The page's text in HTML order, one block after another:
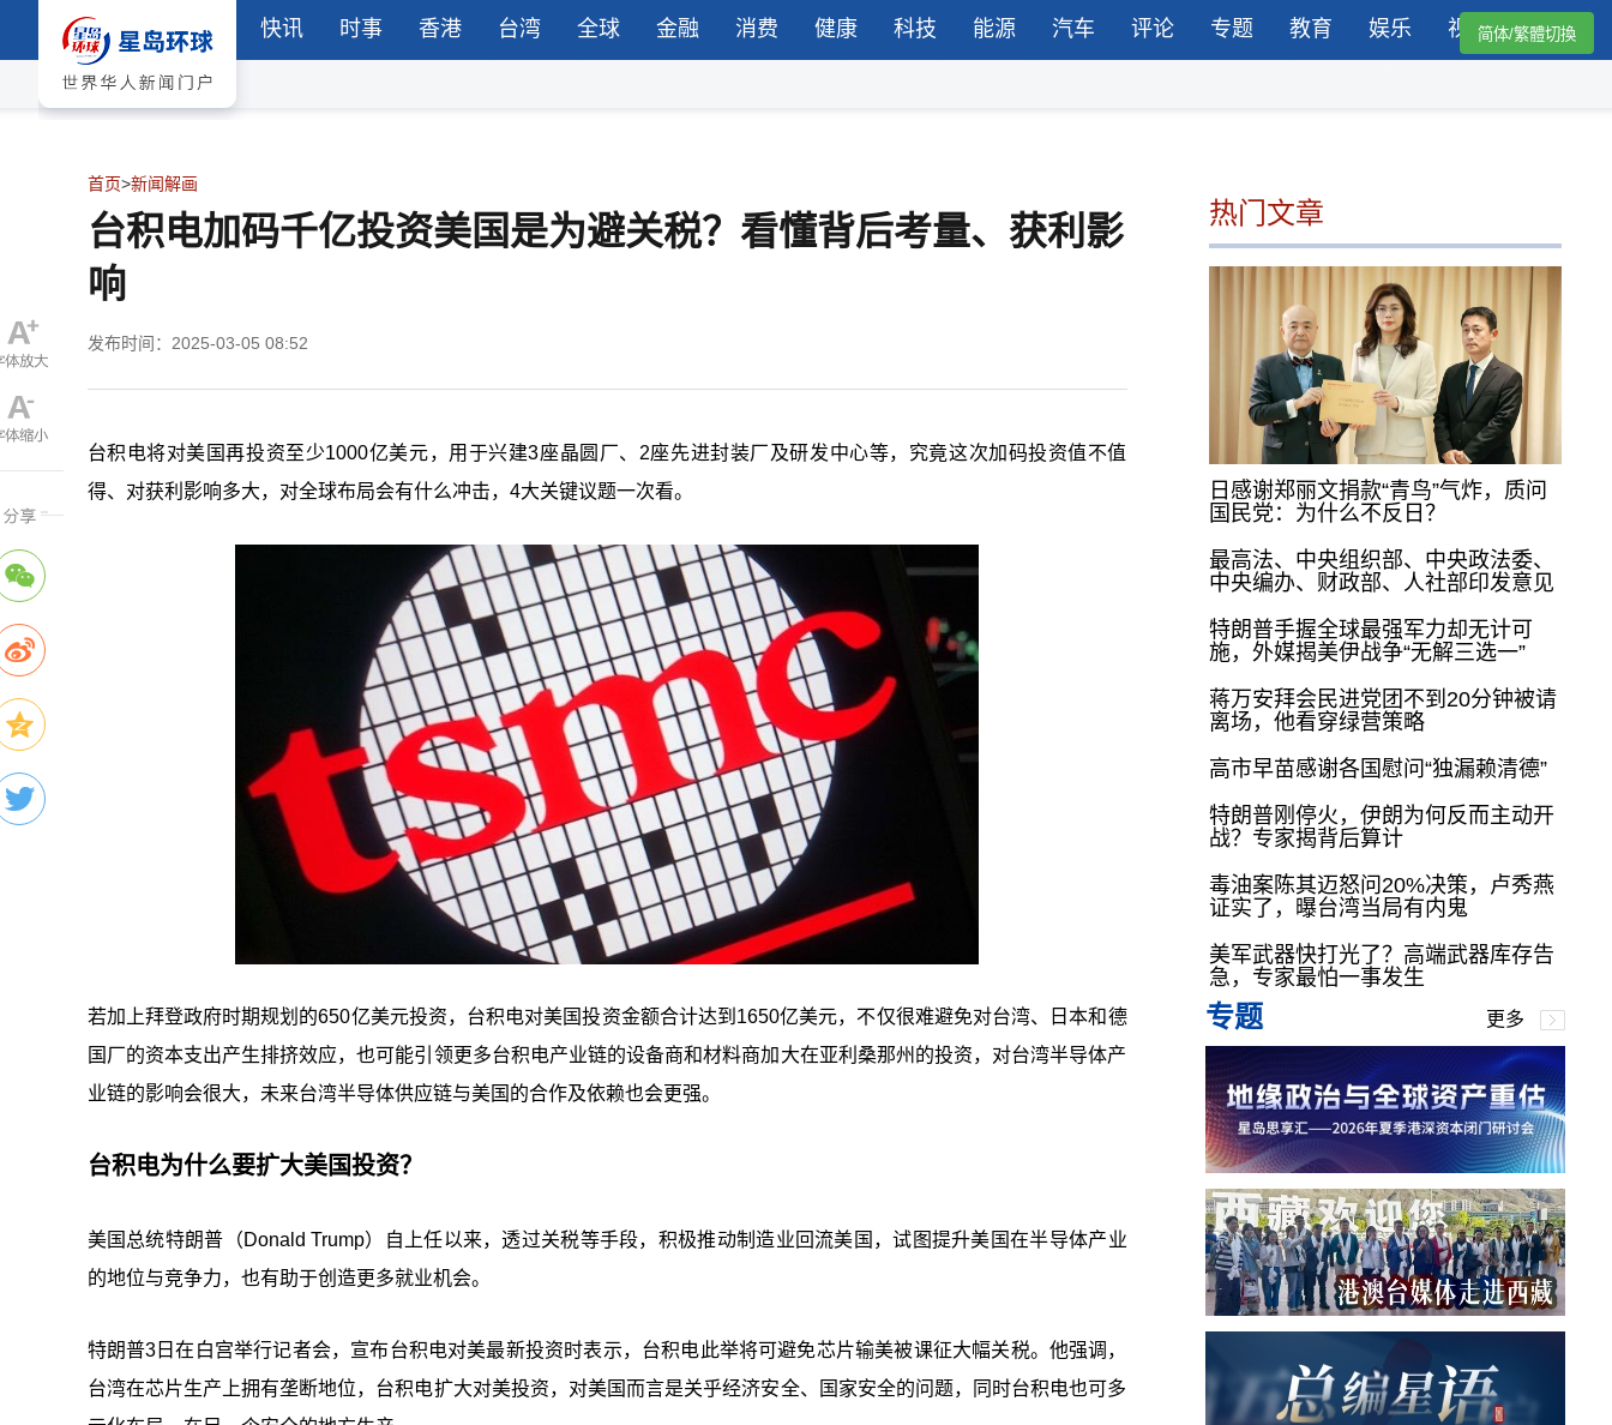
快讯 时事 香港 台湾 全球 金融 消费 健康 科技 能源 汽车 评论 专题 教育 娱乐 视频简体/繁體切換
首页>新闻解画
台积电加码千亿投资美国是为避关税？看懂背后考量、获利影
响
发布时间：2025-03-05 08:52
台积电将对美国再投资至少1000亿美元，用于兴建3座晶圆厂、2座先进封装厂及研发中心等，究竟这次加码投资值不值
得、对获利影响多大，对全球布局会有什么冲击，4大关键议题一次看。
若加上拜登政府时期规划的650亿美元投资，台积电对美国投资金额合计达到1650亿美元，不仅很难避免对台湾、日本和德
国厂的资本支出产生排挤效应，也可能引领更多台积电产业链的设备商和材料商加大在亚利桑那州的投资，对台湾半导体产
业链的影响会很大，未来台湾半导体供应链与美国的合作及依赖也会更强。
台积电为什么要扩大美国投资？
美国总统特朗普（Donald Trump）自上任以来，透过关税等手段，积极推动制造业回流美国，试图提升美国在半导体产业
的地位与竞争力，也有助于创造更多就业机会。
特朗普3日在白宫举行记者会，宣布台积电对美最新投资时表示，台积电此举将可避免芯片输美被课征大幅关税。他强调，
台湾在芯片生产上拥有垄断地位，台积电扩大对美投资，对美国而言是关乎经济安全、国家安全的问题，同时台积电也可多
热门文章
日感谢郑丽文捐款“青鸟”气炸，质问
国民党：为什么不反日？
最高法、中央组织部、中央政法委、
中央编办、财政部、人社部印发意见
特朗普手握全球最强军力却无计可
施，外媒揭美伊战争“无解三选一”
蒋万安拜会民进党团不到20分钟被请
离场，他看穿绿营策略
高市早苗感谢各国慰问“独漏赖清德”
特朗普刚停火，伊朗为何反而主动开
战？专家揭背后算计
毒油案陈其迈怒问20%决策，卢秀燕
证实了，曝台湾当局有内鬼
美军武器快打光了？高端武器库存告
急，专家最怕一事发生
专题 更多